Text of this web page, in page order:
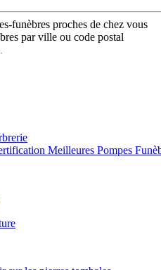
funèbres proches de chez vous
par ville ou code postal
Meilleures Pompes